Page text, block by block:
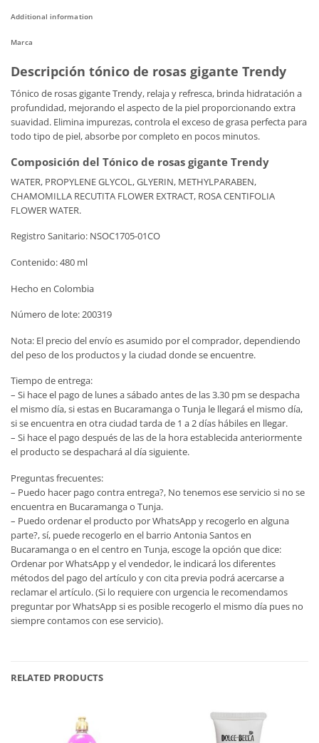
Additional information
Marca
Descripción tónico de rosas gigante Trendy
Tónico de rosas gigante Trendy, relaja y refresca, brinda hidratación a
profundidad, mejorando el aspecto de la piel proporcionando extra
suavidad. Elimina impurezas, controla el exceso de grasa perfecta para
todo tipo de piel, absorbe por completo en pocos minutos.
Composición del Tónico de rosas gigante Trendy
WATER, PROPYLENE GLYCOL, GLYERIN, METHYLPARABEN,
CHAMOMILLA RECUTITA FLOWER EXTRACT, ROSA CENTIFOLIA
FLOWER WATER.
Registro Sanitario: NSOC1705-01CO
Contenido: 480 ml
Hecho en Colombia
Número de lote: 200319
Nota: El precio del envío es asumido por el comprador, dependiendo
del peso de los productos y la ciudad donde se encuentre.
Tiempo de entrega:
– Si hace el pago de lunes a sábado antes de las 3.30 pm se despacha
el mismo día, si estas en Bucaramanga o Tunja le llegará el mismo día,
si se encuentra en otra ciudad tarda de 1 a 2 días hábiles en llegar.
– Si hace el pago después de las de la hora establecida anteriormente
el producto se despachará al día siguiente.
Preguntas frecuentes:
– Puedo hacer pago contra entrega?, No tenemos ese servicio si no se
encuentra en Bucaramanga o Tunja.
– Puedo ordenar el producto por WhatsApp y recogerlo en alguna
parte?, sí, puede recogerlo en el barrio Antonia Santos en
Bucaramanga o en el centro en Tunja, escoge la opción que dice:
Ordenar por WhatsApp y el vendedor, le indicará los diferentes
métodos del pago del artículo y con cita previa podrá acercarse a
reclamar el artículo. (Si lo requiere con urgencia le recomendamos
preguntar por WhatsApp si es posible recogerlo el mismo día pues no
siempre contamos con ese servicio).
RELATED PRODUCTS